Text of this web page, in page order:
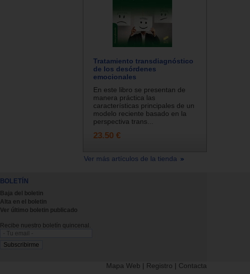
Tratamiento transdiagnóstico
de los desórdenes
emocionales
En este libro se presentan de
manera práctica las
características principales de un
modelo reciente basado en la
perspectiva trans...
23.50 €
Ver más artículos de la tienda
BOLETÍN
Baja del boletin
Alta en el boletin
Ver último boletin publicado
Recibe nuestro boletín quincenal.
Mapa Web | Registro | Contacta